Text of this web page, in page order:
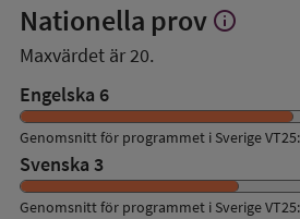
Nationella prov Visa
prov
info
Maxvärdet är 20.
Engelska 6
Genomsnitt för programmet i Sverige
Svenska 3
Genomsnitt för programmet i Sverige